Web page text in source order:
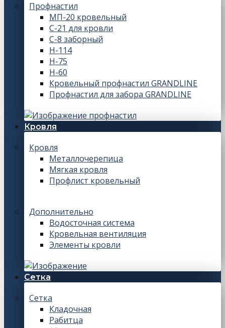
Профнастил
МП-20 кровельный
С-21 для кровли
С-8 заборный
Н-114
Н-75
Н-60
Кровельный профнастил GRANDLINE
Профнастил для забора GRANDLINE
Кровля
Кровля
Металлочерепица
Мягкая кровля
Профлист кровельный
Дополнительно
Водосточная система
Кровельная вентиляция
Элементы кровли
Сетка
Сетка
Кладочная
Рабитца